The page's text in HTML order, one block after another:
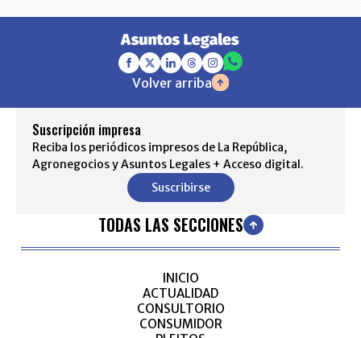
Volver arriba
Suscripción impresa
Reciba los periódicos impresos de La República,
Agronegocios y Asuntos Legales + Acceso digital.
Suscribirse
TODAS LAS SECCIONES
INICIO
ACTUALIDAD
CONSULTORIO
CONSUMIDOR